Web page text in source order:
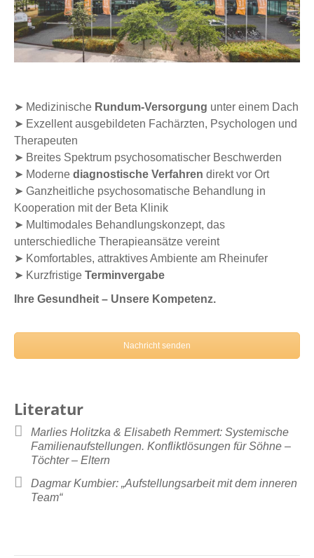
➤ Medizinische Rundum-Versorgung unter einem Dach
➤ Exzellent ausgebildeten Fachärzten, Psychologen und
Therapeuten
➤ Breites Spektrum psychosomatischer Beschwerden
➤ Moderne diagnostische Verfahren direkt vor Ort
➤ Ganzheitliche psychosomatische Behandlung in
Kooperation mit der Beta Klinik
➤ Multimodales Behandlungskonzept, das
unterschiedliche Therapieansätze vereint
➤ Komfortables, attraktives Ambiente am Rheinufer
➤ Kurzfristige Terminvergabe
Ihre Gesundheit – Unsere Kompetenz.
Nachricht senden
Literatur
Marlies Holitzka & Elisabeth Remmert: Systemische
Familienaufstellungen. Konfliktlösungen für Söhne –
Töchter – Eltern
Dagmar Kumbier: „Aufstellungsarbeit mit dem inneren
Team“